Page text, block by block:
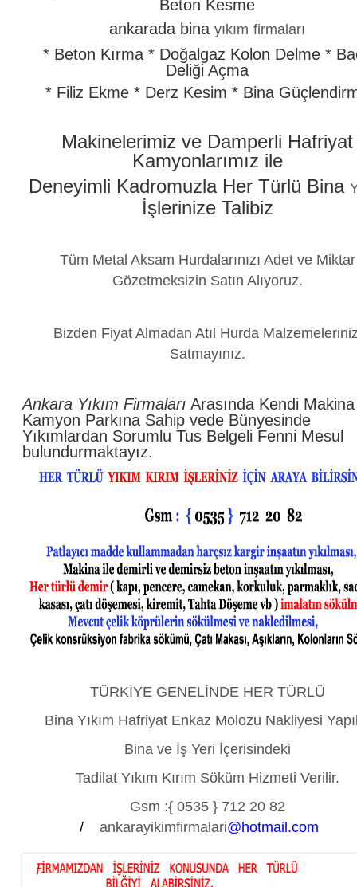
Beton Kesme
ankarada bina yıkım firmaları
* Beton Kırma * Doğalgaz Kolon Delme *
Deliği Açma
* Filiz Ekme * Derz Kesim * Bina
Makinelerimiz ve Damperli Hafriyat
Kamyonlarımız ile
Deneyimli Kadromuzla Her Türlü Bina
İşlerinize Talibiz
Tüm Metal Aksam Hurdalarınızı Adet ve Miktar
Gözetmeksizin Satın Alıyoruz.
Bizden Fiyat Almadan Atıl Hurda
Satmayınız.
Ankara Yıkım Firmaları Arasında Kendi
Kamyon Parkına Sahip vede Bünyesinde
Yıkımlardan Sorumlu Tus Belgeli Fenni Mesul
bulundurmaktayız.
TÜRKİYE GENELİNDE HER TÜRLÜ
Bina Yıkım Hafriyat Enkaz Molozu Nakliyesi
Bina ve İş Yeri İçerisindeki
Tadilat Yıkım Kırım Söküm Hizmeti Verilir.
Gsm :{ 0535 } 712 20 82
/
ankarayikimfirmalari@hotmail.com